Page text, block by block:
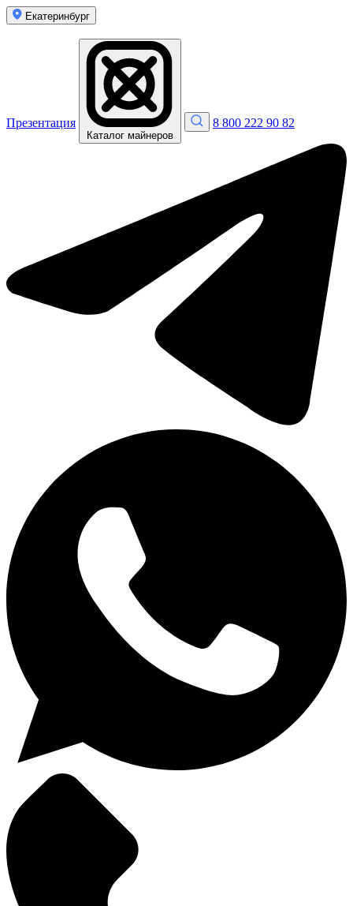
Екатеринбург
Презентация
Каталог майнеров
8 800 222 90 82